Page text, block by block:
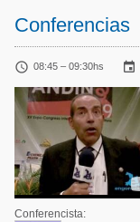
Conferencias
 08:45 – 09:30hs 
Conferencista: